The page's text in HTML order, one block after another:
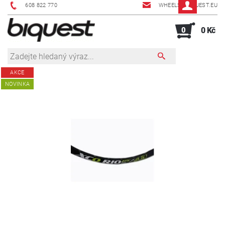
608 822 770 WHEELS@BIQUEST.EU
0 0 Kč
AKCE
NOVINKA